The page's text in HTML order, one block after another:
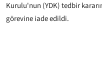
Kurulu'nun (YDK) tedbir
görevine iade edildi.